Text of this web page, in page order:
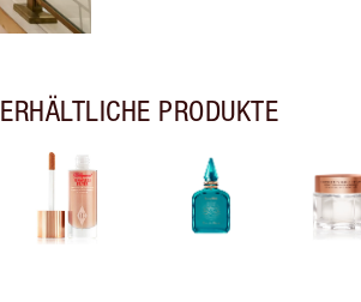
ERHÄLTLICHE PRODUKTE